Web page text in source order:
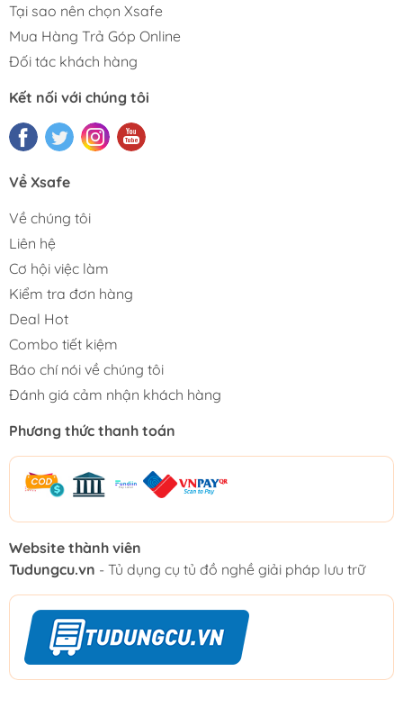
Tại sao nên chọn Xsafe
Mua Hàng Trả Góp Online
Đối tác khách hàng
Kết nối với chúng tôi
Về Xsafe
Về chúng tôi
Liên hệ
Cơ hội việc làm
Kiểm tra đơn hàng
Deal Hot
Combo tiết kiệm
Báo chí nói về chúng tôi
Đánh giá cảm nhận khách hàng
Phương thức thanh toán
Website thành viên
Tudungcu.vn - Tủ dụng cụ tủ đồ nghề giải pháp lưu trữ